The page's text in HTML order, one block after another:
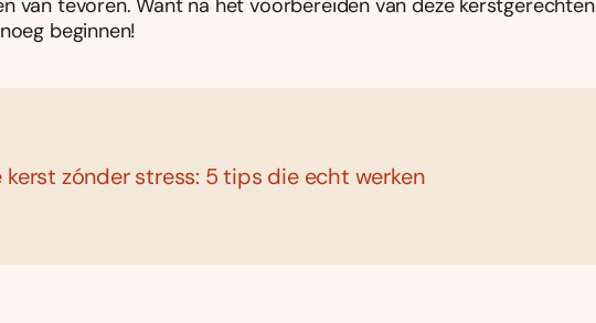
van tevoren. Want na het voorbereiden van deze kerstgerechten
beginnen!
kerst zónder stress: 5 tips die echt werken